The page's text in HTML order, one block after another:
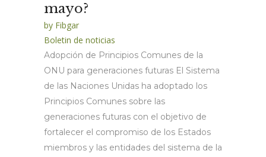
mayo?
by Fibgar
Boletin de noticias
Adopción de Principios Comunes de la
ONU para generaciones futuras El Sistema
de las Naciones Unidas ha adoptado los
Principios Comunes sobre las
generaciones futuras con el objetivo de
fortalecer el compromiso de los Estados
miembros y las entidades del sistema de la